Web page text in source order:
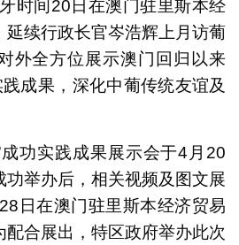
时间20日在澳门驻里斯本经
延续行政长官岑浩辉上月访葡
外全方位展示澳门回归以来
践成果，深化中葡传统友谊及
成功实践成果展示会于4月20
功举办后，相关视频及图文展
日在澳门驻里斯本经济贸易
配合展出，特区政府举办此次